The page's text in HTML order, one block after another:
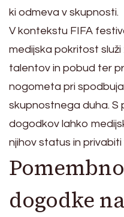
ki odmeva v skupnosti.
V kontekstu FIFA
medijska pokritost
talentov in pobud ter
nogometa pri
skupnostnega duha. S
dogodkov lahko
njihov status in
dogodke